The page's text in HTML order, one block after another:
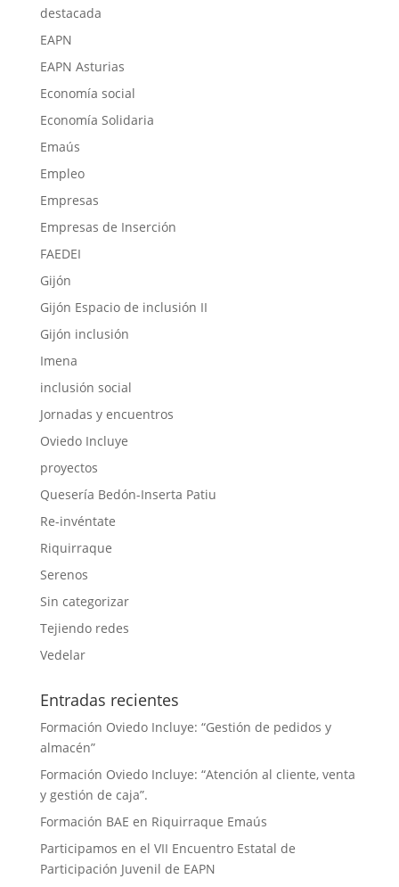
destacada
EAPN
EAPN Asturias
Economía social
Economía Solidaria
Emaús
Empleo
Empresas
Empresas de Inserción
FAEDEI
Gijón
Gijón Espacio de inclusión II
Gijón inclusión
Imena
inclusión social
Jornadas y encuentros
Oviedo Incluye
proyectos
Quesería Bedón-Inserta Patiu
Re-invéntate
Riquirraque
Serenos
Sin categorizar
Tejiendo redes
Vedelar
Entradas recientes
Formación Oviedo Incluye: “Gestión de pedidos y
almacén”
Formación Oviedo Incluye: “Atención al cliente, venta
y gestión de caja”.
Formación BAE en Riquirraque Emaús
Participamos en el VII Encuentro Estatal de
Participación Juvenil de EAPN